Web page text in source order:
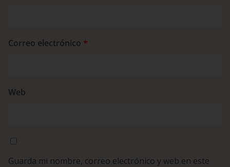
Correo electrónico *
Web
Guarda mi nombre, correo electrónico y web en este